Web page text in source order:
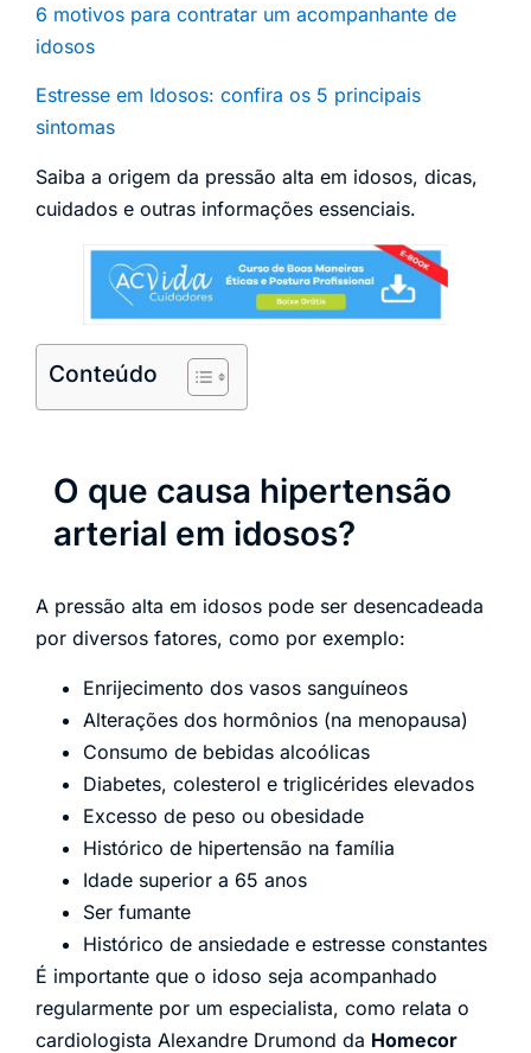
6 motivos para contratar um acompanhante de
idosos
Estresse em Idosos: confira os 5 principais
sintomas
Saiba a origem da pressão alta em idosos, dicas,
cuidados e outras informações essenciais.
Conteúdo
O que causa hipertensão
arterial em idosos?
A pressão alta em idosos pode ser desencadeada
por diversos fatores, como por exemplo:
Enrijecimento dos vasos sanguíneos
Alterações dos hormônios (na menopausa)
Consumo de bebidas alcoólicas
Diabetes, colesterol e triglicérides elevados
Excesso de peso ou obesidade
Histórico de hipertensão na família
Idade superior a 65 anos
Ser fumante
Histórico de ansiedade e estresse constantes
É importante que o idoso seja acompanhado
regularmente por um especialista, como relata o
cardiologista Alexandre Drumond da Homecor